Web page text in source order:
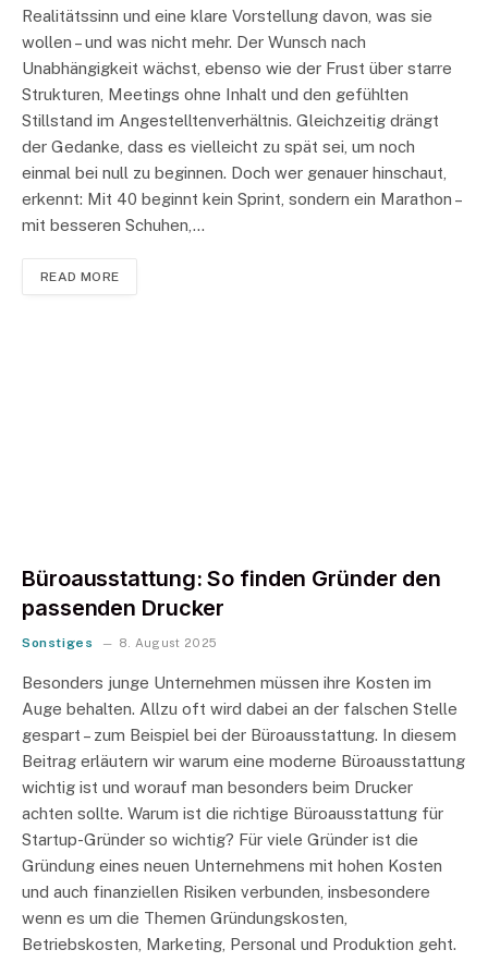
Realitätssinn und eine klare Vorstellung davon, was sie
wollen – und was nicht mehr. Der Wunsch nach
Unabhängigkeit wächst, ebenso wie der Frust über starre
Strukturen, Meetings ohne Inhalt und den gefühlten
Stillstand im Angestelltenverhältnis. Gleichzeitig drängt
der Gedanke, dass es vielleicht zu spät sei, um noch
einmal bei null zu beginnen. Doch wer genauer hinschaut,
erkennt: Mit 40 beginnt kein Sprint, sondern ein Marathon –
mit besseren Schuhen,…
READ MORE
Büroausstattung: So finden Gründer den
passenden Drucker
Sonstiges 8. August 2025
Besonders junge Unternehmen müssen ihre Kosten im
Auge behalten. Allzu oft wird dabei an der falschen Stelle
gespart – zum Beispiel bei der Büroausstattung. In diesem
Beitrag erläutern wir warum eine moderne Büroausstattung
wichtig ist und worauf man besonders beim Drucker
achten sollte. Warum ist die richtige Büroausstattung für
Startup-Gründer so wichtig? Für viele Gründer ist die
Gründung eines neuen Unternehmens mit hohen Kosten
und auch finanziellen Risiken verbunden, insbesondere
wenn es um die Themen Gründungskosten,
Betriebskosten, Marketing, Personal und Produktion geht.